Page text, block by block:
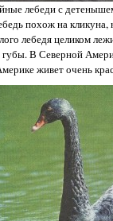
лебеди с
похож на кликуна,
лебедя целиком
губы. В Северной
живет очень